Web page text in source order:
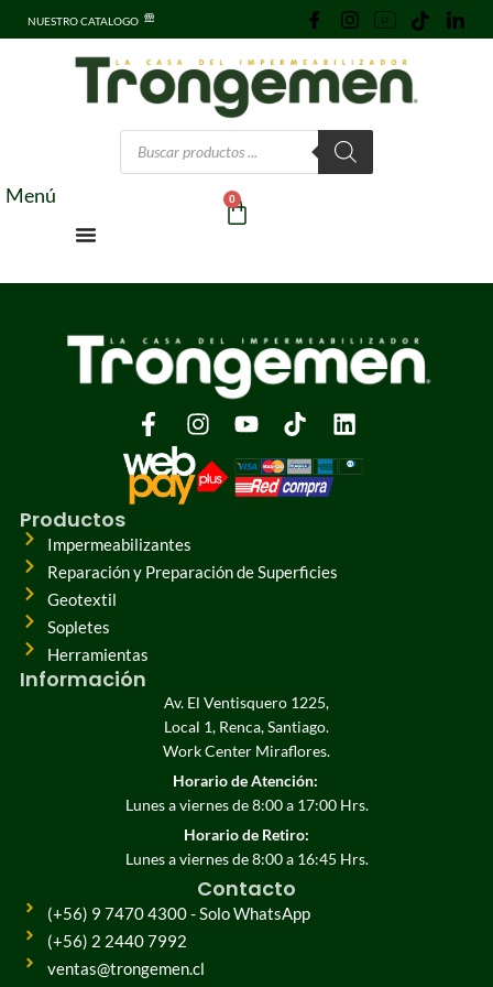
NUESTRO CATALOGO
Menú 0
Información
Av. El Ventisquero 1225,
Local 1, Renca, Santiago.
Work Center Miraflores.
Horario de Atención:
Lunes a viernes de 8:00 a 17:00 Hrs.
Horario de Retiro:
Lunes a viernes de 8:00 a 16:45 Hrs.
Productos
Impermeabilizantes
Reparación y Preparación de Superficies
Geotextil
Sopletes
Herramientas
Contacto
(+56) 9 7470 4300 - Solo WhatsApp
(+56) 2 2440 7992
ventas@trongemen.cl